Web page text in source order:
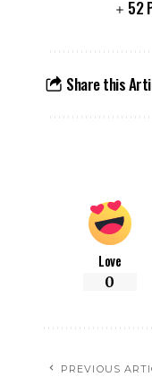
52
Share this
Love
0
PREVIOUS